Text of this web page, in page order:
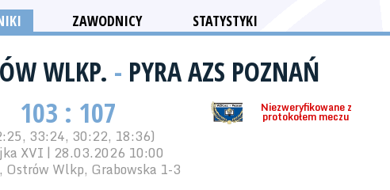
ZAWODNICY STATYSTYKI
WLKP. - PYRA AZS POZNAŃ
Niezweryfikowane z
protokołem meczu
103 : 107
33:24, 30:22, 18:36)
XVI | 28.03.2026 10:00
Ostrów Wlkp, Grabowska 1-3